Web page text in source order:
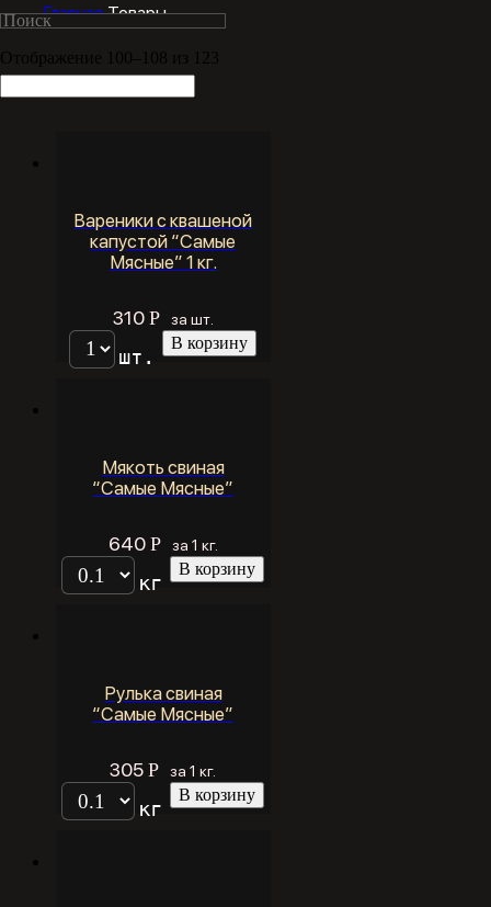
Главная Товары
Отображение 100–108 из 123
Вареники с квашеной
капустой “Самые
Мясные” 1 кг.
310 Р за шт.
шт.
В корзину
Мякоть свиная
“Самые Мясные”
640 Р за 1 кг.
кг
В корзину
Рулька свиная
“Самые Мясные”
305Р за 1 кг.
кг
В корзину